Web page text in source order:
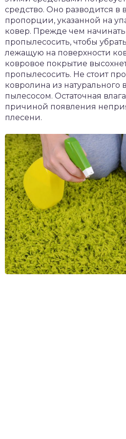
средство. Оно разводится
пропорции, указанной на
ковер. Прежде чем начинать
пропылесосить, чтобы
лежащую на поверхности
ковровое покрытие
пропылесосить. Не стоит
ковролина из
пылесосом. Остаточная
причиной появления
плесени.